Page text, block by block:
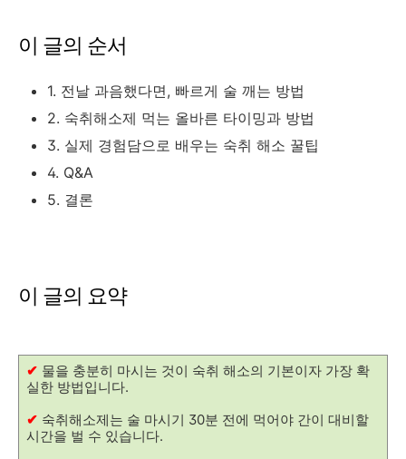
이 글의 순서
1. 전날 과음했다면, 빠르게 술 깨는 방법
2. 숙취해소제 먹는 올바른 타이밍과 방법
3. 실제 경험담으로 배우는 숙취 해소 꿀팁
4. Q&A
5. 결론
이 글의 요약
✔ 물을 충분히 마시는 것이 숙취 해소의 기본이자 가장 확
실한 방법입니다.
✔ 숙취해소제는 술 마시기 30분 전에 먹어야 간이 대비할
시간을 벌 수 있습니다.